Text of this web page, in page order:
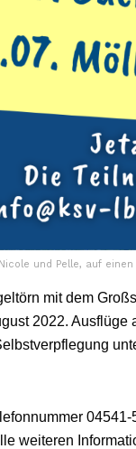
und Pelle, auf
mit dem
2022.
weiteren